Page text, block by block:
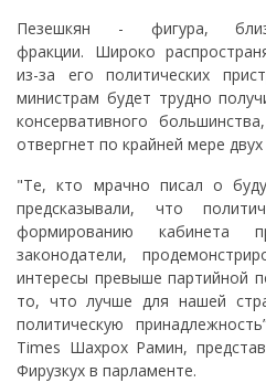
Пезешкян - фигура,
фракции. Широко
из-за его политических
министрам будет трудно
консервативного
отвергнет по крайней мере
"Те, кто мрачно писал о
предсказывали, что
формированию кабинета
законодатели,
интересы превыше партийной
то, что лучше для нашей
политическую
Times Шахрох Рамин,
Фирузкух в парламенте.